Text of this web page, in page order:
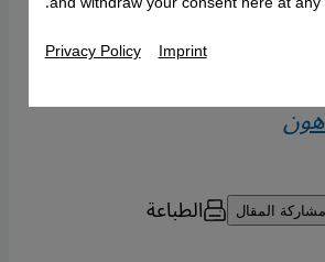
مشاركة المقال الطباعة
Privacy Policy Imprint